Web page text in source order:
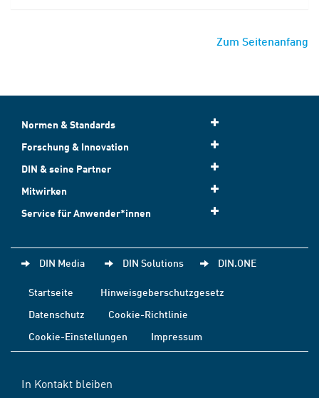
Zum Seitenanfang
Normen & Standards
Forschung & Innovation
DIN & seine Partner
Mitwirken
Service für Anwender*innen
DIN Media DIN Solutions DIN.ONE
Startseite
Hinweisgeberschutzgesetz
Datenschutz
Cookie-Richtlinie
Cookie-Einstellungen
Impressum
In Kontakt bleiben